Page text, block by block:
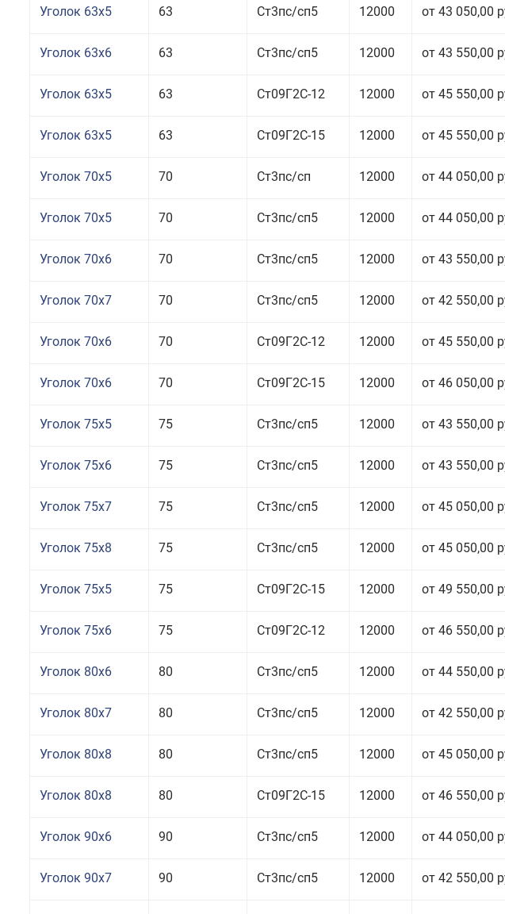
Уголок 63x5 63 Ст3пс/сп5 12000 от 43 050,00
Уголок 63x6 63 Ст3пс/сп5 12000 от 43 550,00
Уголок 63x5 63 Ст09Г2С-12 12000 от 45 550,00
Уголок 63x5 63 Ст09Г2С-15 12000 от 45 550,00
Уголок 70x5 70 Ст3пс/сп 12000 от 44 050,00
Уголок 70x5 70 Ст3пс/сп5 12000 от 44 050,00
Уголок 70x6 70 Ст3пс/сп5 12000 от 43 550,00
Уголок 70x7 70 Ст3пс/сп5 12000 от 42 550,00
Уголок 70x6 70 Ст09Г2С-12 12000 от 45 550,00
Уголок 70x6 70 Ст09Г2С-15 12000 от 46 050,00
Уголок 75x5 75 Ст3пс/сп5 12000 от 43 550,00
Уголок 75x6 75 Ст3пс/сп5 12000 от 43 550,00
Уголок 75x7 75 Ст3пс/сп5 12000 от 45 050,00
Уголок 75x8 75 Ст3пс/сп5 12000 от 45 050,00
Уголок 75x5 75 Ст09Г2С-15 12000 от 49 550,00
Уголок 75x6 75 Ст09Г2С-12 12000 от 46 550,00
Уголок 80x6 80 Ст3пс/сп5 12000 от 44 550,00
Уголок 80x7 80 Ст3пс/сп5 12000 от 42 550,00
Уголок 80x8 80 Ст3пс/сп5 12000 от 45 050,00
Уголок 80x8 80 Ст09Г2С-15 12000 от 46 550,00
Уголок 90x6 90 Ст3пс/сп5 12000 от 44 050,00
Уголок 90x7 90 Ст3пс/сп5 12000 от 42 550,00